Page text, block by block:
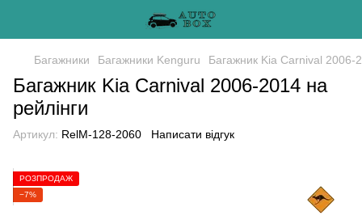
Багажники Багажники Kenguru Багажник Kia Carnival 2006-
Багажник Kia Carnival 2006-2014 на
рейлінги
Артикул: RelM-128-2060 Написати відгук
РОЗПРОДАЖ
−7%